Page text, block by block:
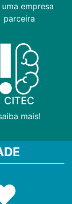
uma empresa
parceira
CITEC
mais!